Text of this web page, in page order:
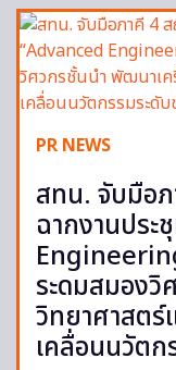
PR NEWS
สทน. จับมือ
ฉากงานประ
ระดมสมอง
วิทยาศาสตร์
เคลื่อนนวัตก